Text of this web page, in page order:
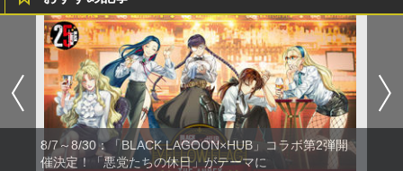
8/7～8/30：「BLACK LAGOON×HUB」コラボ第2弾開
催決定！「悪党たちの休日」がテーマに